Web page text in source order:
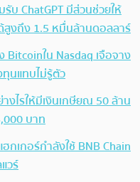
บ ChatGPT มีส่วนช่วยให้
สูงถึง 1.5 หมื่นล้านดอลลาร์
ใน Nasdaq เจือจาง
นแทบไม่รู้ตัว
งไรให้มีเงินเกษียณ 50 ล้าน
บาท
กเกอร์กำลังใช้ BNB Chain
วร์